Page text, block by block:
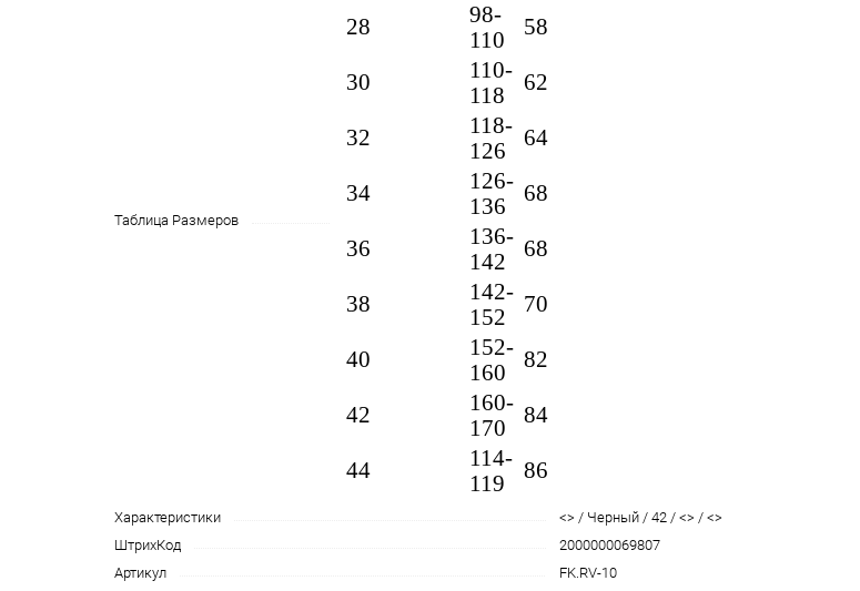
Таблица Размеров
28
98-
110
58
30
110-
118
62
32
118-
126
64
34
126-
136
68
36
136-
142
68
38
142-
152
70
40
152-
160
82
42
160-
170
84
44
114-
119
86
Характеристики
<> / Черный / 42 / <> / <>
ШтрихКод
2000000069807
Артикул
FK.RV-10